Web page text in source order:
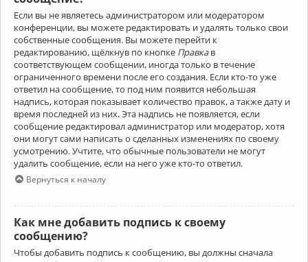
Если вы не являетесь администратором или модератором
конференции, вы можете редактировать и удалять только свои
собственные сообщения. Вы можете перейти к
редактированию, щёлкнув по кнопке Правкав
соответствующем сообщении, иногда только в течение
ограниченного времени после его создания. Если кто-то уже
ответил на сообщение, то под ним появится небольшая
надпись, которая показывает количество правок, а также дату и
время последней из них. Эта надпись не появляется, если
сообщение редактировал администратор или модератор, хотя
они могут сами написать о сделанных изменениях по своему
усмотрению. Учтите, что обычные пользователи не могут
удалить сообщение, если на него уже кто-то ответил.
Вернуться к началу
Как мне добавить подпись к своему
сообщению?
Чтобы добавить подпись к сообщению, вы должны сначала